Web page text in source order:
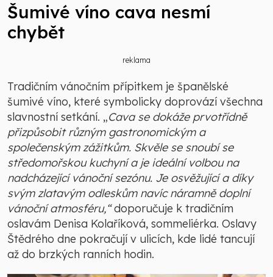
Šumivé víno cava nesmí
chybět
reklama
Tradičním vánočním přípitkem je španělské
šumivé víno, které symbolicky doprovází všechna
slavnostní setkání. „Cava se dokáže prvotřídně
přizpůsobit různým gastronomickým a
společenským zážitkům. Skvěle se snoubí se
středomořskou kuchyní a je ideální volbou na
nadcházející vánoční sezónu. Je osvěžující a díky
svým zlatavým odleskům navíc náramně doplní
vánoční atmosféru,“doporučuje k tradičním
oslavám Denisa Kolaříková, sommeliérka. Oslavy
Štědrého dne pokračují v ulicích, kde lidé tancují
až do brzkých ranních hodin.